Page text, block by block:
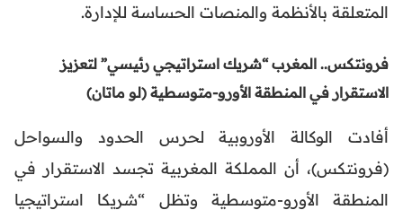
المتعلقة بالأنظمة والمنصات الحساسة للإدارة.
فرونتكس.. المغرب “شريك استراتيجي رئيسي” لتعزيز
الاستقرار في المنطقة الأورو-متوسطية (لو ماتان)
أفادت الوكالة الأوروبية لحرس الحدود والسواحل
(فرونتكس)، أن المملكة المغربية تجسد الاستقرار في
المنطقة الأورو-متوسطية وتظل “شريكا استراتيجيا